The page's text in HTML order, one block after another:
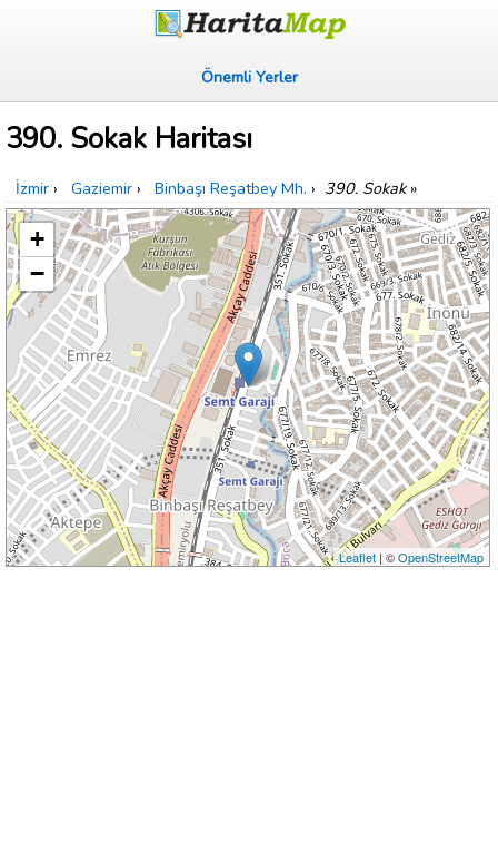
Önemli Yerler
390. Sokak Haritası
İzmir › Gaziemir › Binbaşı Reşatbey Mh. › 390. Sokak»
+
−
Leaflet| ©OpenStreetMap